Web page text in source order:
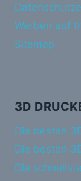
Werben auf
Sitemap
3D
Die besten
Die besten
Die